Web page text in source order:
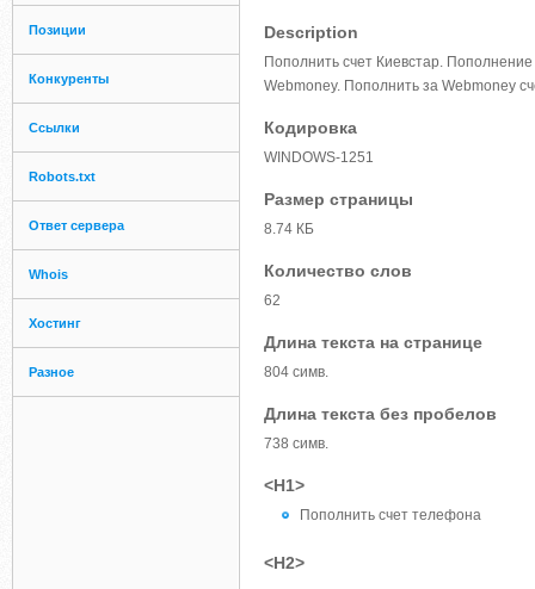
Позиции
Конкуренты
Ссылки
Robots.txt
Ответ сервера
Whois
Хостинг
Разное
Description
Пополнить счет Киевстар.
Webmoney. Пополнить за Webmoney
Кодировка
WINDOWS-1251
Размер страницы
8.74 КБ
Количество слов
62
Длина текста на странице
804 симв.
Длина текста без пробелов
738 симв.
<H1>
Пополнить счет телефона
<H2>